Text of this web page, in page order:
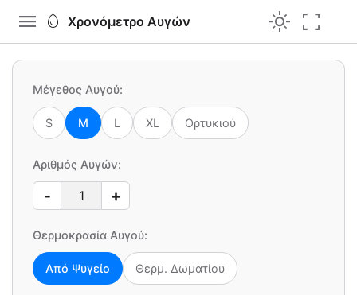
menu egg Χρονόμετρο Αυγών light_mode fullscreen
Μέγεθος Αυγού:
S M L XL Ορτυκιού
Αριθμός Αυγών:
- +
Θερμοκρασία Αυγού:
Από Ψυγείο Θερμ. Δωματίου